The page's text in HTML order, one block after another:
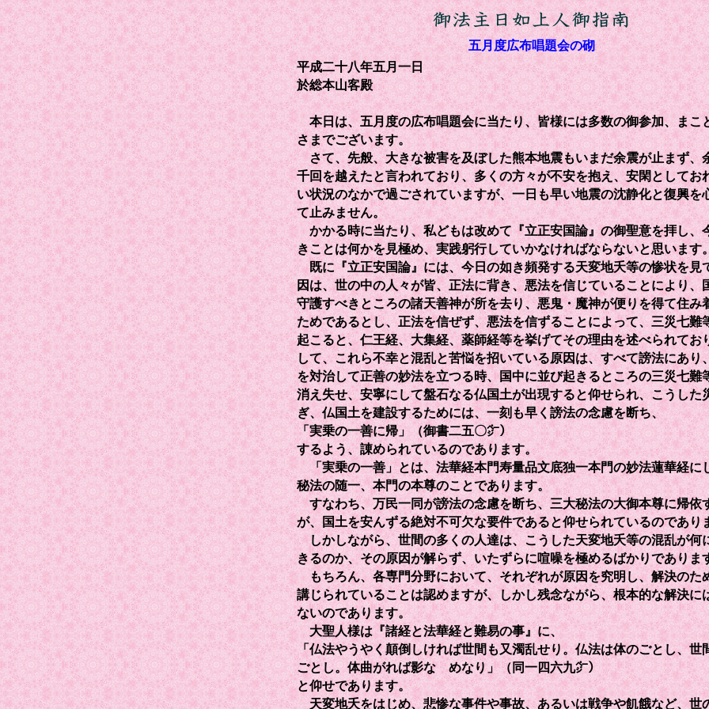
五月度広布唱題会の砌
平成二十八年五月一日
於総本山客殿
本日は、五月度の広布唱題会に当たり、皆様には多数の御参加、まこ
さまでございます。
さて、先般、大きな被害を及ぼした熊本地震もいまだ余震が止まず、
千回を越えたと言われており、多くの方々が不安を抱え、安閑としてお
い状況のなかで過ごされていますが、一日も早い地震の沈静化と復興を
て止みません。
かかる時に当たり、私どもは改めて『立正安国論』の御聖意を拝し、
きことは何かを見極め、実践躬行していかなければならないと思います
既に『立正安国論』には、今日の如き頻発する天変地夭等の惨状を見
因は、世の中の人々が皆、正法に背き、悪法を信じていることにより、
守護すべきところの諸天善神が所を去り、悪鬼・魔神が便りを得て住み
ためであるとし、正法を信ぜず、悪法を信ずることによって、三災七難
起こると、仁王経、大集経、薬師経等を挙げてその理由を述べられてお
して、これら不幸と混乱と苦悩を招いている原因は、すべて謗法にあり
を対治して正善の妙法を立つる時、国中に並び起きるところの三災七難
消え失せ、安寧にして盤石なる仏国土が出現すると仰せられ、こうした
ぎ、仏国土を建設するためには、一刻も早く謗法の念慮を断ち、
「実乗の一善に帰」（御書二五〇㌻）
するよう、諌められているのであります。
「実乗の一善」とは、法華経本門寿量品文底独一本門の妙法蓮華経に
秘法の随一、本門の本尊のことであります。
すなわち、万民一同が謗法の念慮を断ち、三大秘法の大御本尊に帰依
が、国土を安んずる絶対不可欠な要件であると仰せられているのであり
しかしながら、世間の多くの人達は、こうした天変地夭等の混乱が何
きるのか、その原因が解らず、いたずらに喧噪を極めるばかりでありま
もちろん、各専門分野において、それぞれが原因を究明し、解決のた
講じられていることは認めますが、しかし残念ながら、根本的な解決に
ないのであります。
大聖人様は『諸経と法華経と難易の事』に、
「仏法やうやく顛倒しければ世間も又濁乱せり。仏法は体のごとし、世
ごとし。体曲がれば影なゝめなり」（同一四六九㌻）
と仰せであります。
天変地夭をはじめ、悲惨な事件や事故、あるいは戦争や飢餓など、世